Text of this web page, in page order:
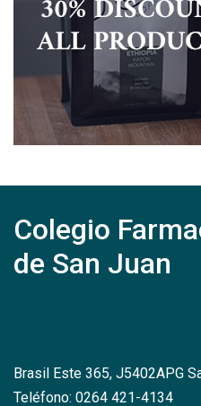
Colegio
de San Juan
Brasil Este 365, J5402APG
Teléfono: 0264 421-4134